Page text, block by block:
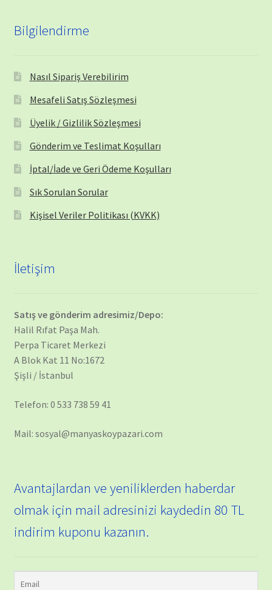
Bilgilendirme
Nasıl Sipariş Verebilirim
Mesafeli Satış Sözleşmesi
Üyelik / Gizlilik Sözleşmesi
Gönderim ve Teslimat Koşulları
İptal/İade ve Geri Ödeme Koşulları
Sık Sorulan Sorular
Kişisel Veriler Politikası (KVKK)
İletişim
Satış ve gönderim adresimiz/Depo:
Halil Rıfat Paşa Mah.
Perpa Ticaret Merkezi
A Blok Kat 11 No:1672
Şişli / İstanbul
Telefon: 0 533 738 59 41
Mail: sosyal@manyaskoypazari.com
Avantajlardan ve yeniliklerden haberdar
olmak için mail adresinizi kaydedin 80 TL
indirim kuponu kazanın.